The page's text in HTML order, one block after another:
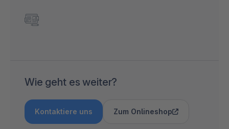
Wie geht es weiter?
Kontaktiere uns Zum Onlineshop